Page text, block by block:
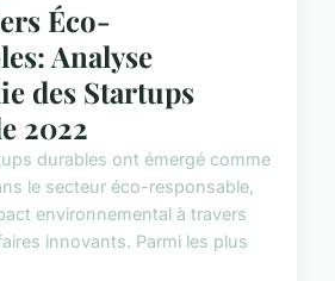
Éco-
Analyse
des Startups
2022
durables ont émergé comme
le secteur éco-responsable,
environnemental à travers
innovants. Parmi les plus